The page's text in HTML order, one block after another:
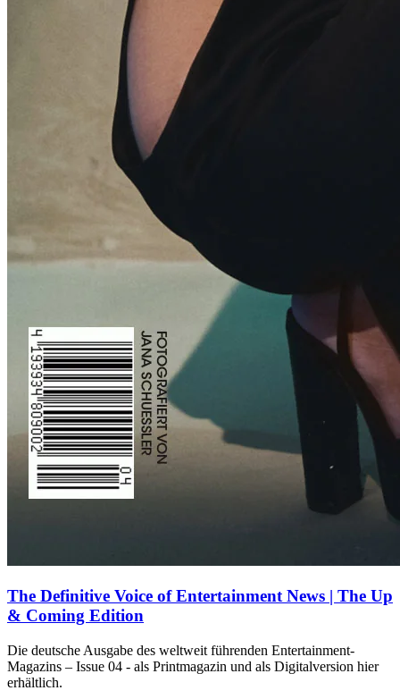
The Definitive Voice of Entertainment News | The Up
& Coming Edition
Die deutsche Ausgabe des weltweit führenden Entertainment-
Magazins – Issue 04 - als Printmagazin und als Digitalversion hier
erhältlich.